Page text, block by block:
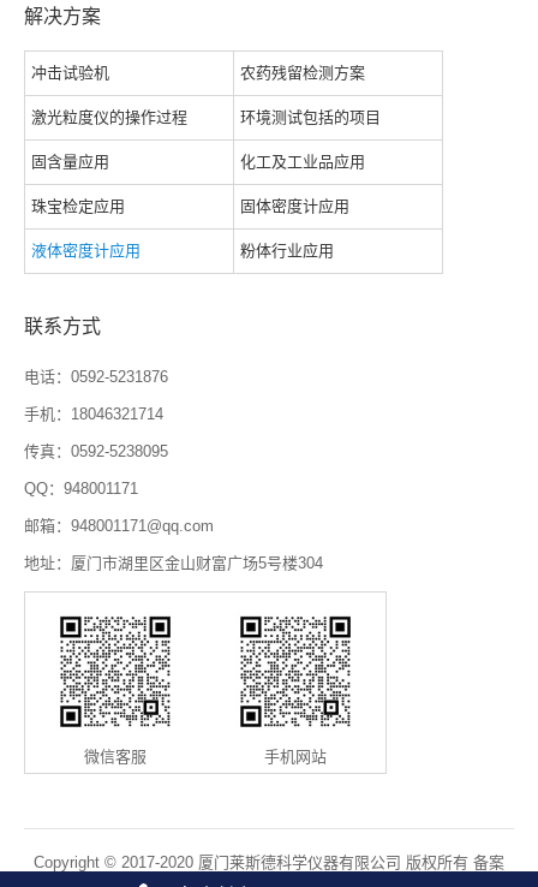
解决方案
冲击试验机 农药残留检测方案
激光粒度仪的操作过程 环境测试包括的项目
固含量应用 化工及工业品应用
珠宝检定应用 固体密度计应用
液体密度计应用 粉体行业应用
联系方式
电话：0592-5231876
手机：18046321714
传真：0592-5238095
QQ：948001171
邮箱：948001171@qq.com
地址：厦门市湖里区金山财富广场5号楼304
微信客服 手机网站
Copyright © 2017-2020 厦门莱斯德科学仪器有限公司 版权所有 备案